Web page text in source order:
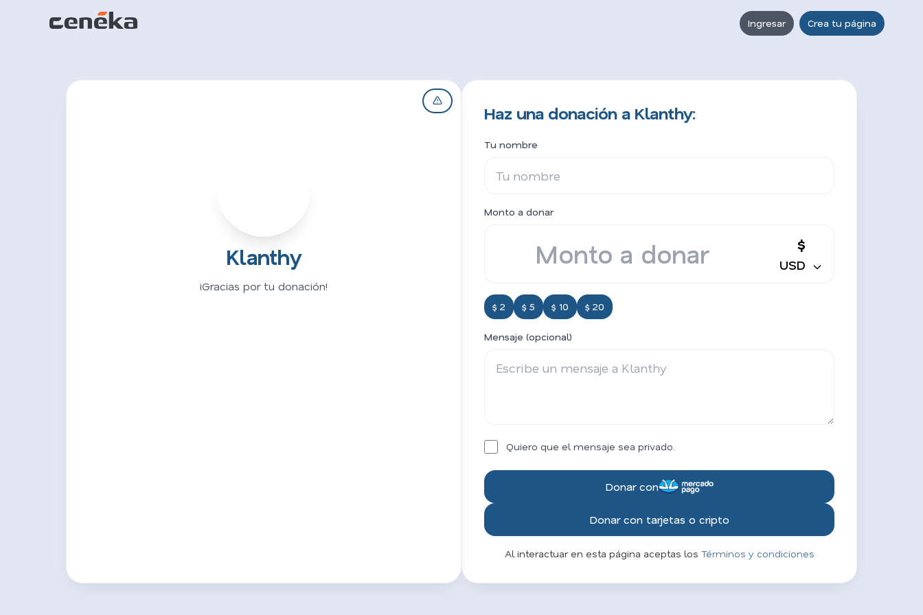
Ingresar Crea tu página
Klanthy
¡Gracias por tu donación!
Haz una donación a Klanthy:
Tu nombre
Monto a donar
$
USD
$ 2 $ 5 $ 10 $ 20
Mensaje (opcional)
Quiero que el mensaje sea privado.
Donar con
Donar con tarjetas o cripto
Al interactuar en esta página aceptas los Términos y condiciones